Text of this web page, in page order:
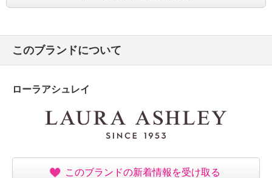
このブランドについて
ローラアシュレイ
このブランドの新着情報を受け取る